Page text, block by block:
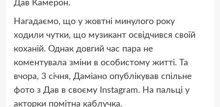
Дав Камерон.
Нагадаємо, що у жовтні минулого року
ходили чутки, що музикант освідчився своїй
коханій. Однак довгий час пара не
коментувала зміни в особистому житті. Та
вчора, 3 січня, Даміано опублікував спільне
фото з Дав в своєму Instagram. На пальці у
акторки помітна каблучка.